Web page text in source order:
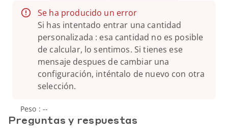
Se ha producido un error
Si has intentado entrar una cantidad
personalizada : esa cantidad no es posible
de calcular, lo sentimos. Si tienes ese
mensaje despues de cambiar una
configuración, inténtalo de nuevo con otra
selección.
Peso :--
Preguntas y respuestas